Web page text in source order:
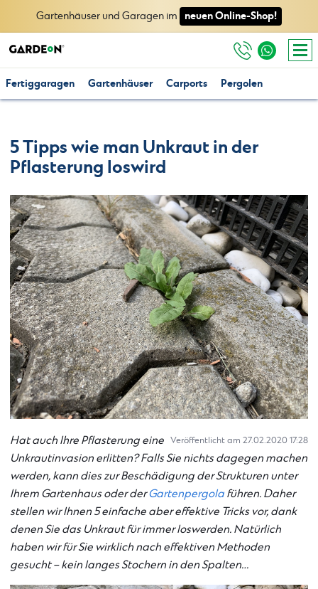
Gartenhäuser und Garagen im neuen Online-Shop!
Fertiggaragen Gartenhäuser Carports Pergolen
5 Tipps wie man Unkraut in der
Pflasterung loswird
Veröffentlicht am 27.02.2020 17:28
Hat auch Ihre Pflasterung eine
Unkrautinvasion erlitten? Falls Sie nichts dagegen machen
werden, kann dies zur Beschädigung der Strukturen unter
Ihrem Gartenhaus oder derGartenpergola führen. Daher
stellen wir Ihnen 5 einfache aber effektive Tricks vor, dank
denen Sie das Unkraut für immer loswerden. Natürlich
haben wir für Sie wirklich nach effektiven Methoden
gesucht – kein langes Stochern in den Spalten…